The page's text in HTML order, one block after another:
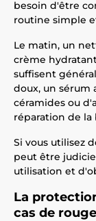
besoin d'être
routine simple
Le matin, un
crème
suffisent
doux, un sérum
céramides ou
réparation de la
Si vous utilisez
peut être
utilisation et
La
cas de